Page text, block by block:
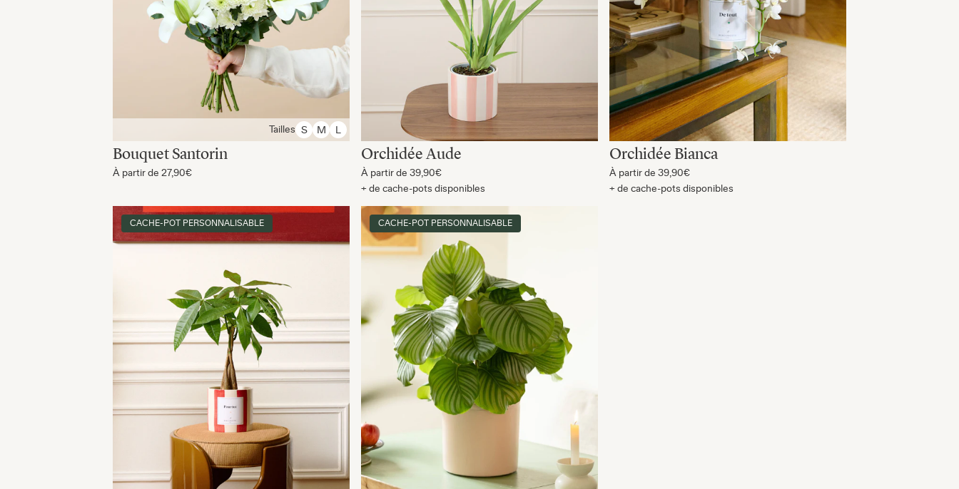
Tailles S M
Bouquet Santorin
À partir de 27,90€
Orchidée Aude
À partir de 39,90€
+ de cache-pots disponibles
Orchidée Bianca
À partir de 39,90€
+ de cache-pots disponibles
CACHE-POT PERSONNALISABLE CACHE-POT PERSONNALISABLE